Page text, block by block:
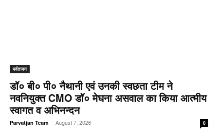
पर्वतजन
डॉ० बी० पी० नैथानी एवं उनकी स्वछता टीम ने
नवनियुक्त CMO डॉ० मेघना असवाल का किया आत्मीय
स्वागत व अभिनन्दन
Parvatjan Team - August 7, 2026 0